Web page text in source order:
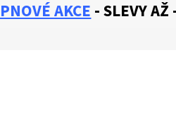
AKCE - SLEVY